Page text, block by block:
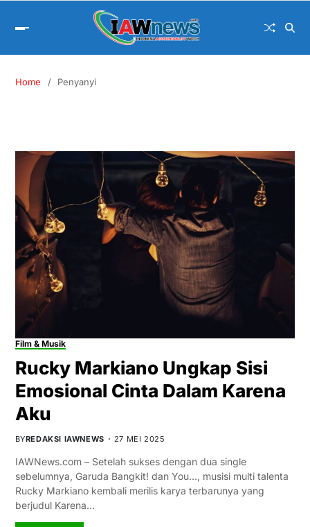
Home Penyanyi
Film & Musik
Rucky Markiano Ungkap Sisi
Emosional Cinta Dalam Karena
Aku
BYREDAKSI IAWNEWS 27 MEI 2025
IAWNews.com – Setelah sukses dengan dua single
sebelumnya, Garuda Bangkit! dan You…, musisi multi talenta
Rucky Markiano kembali merilis karya terbarunya yang
berjudul Karena…